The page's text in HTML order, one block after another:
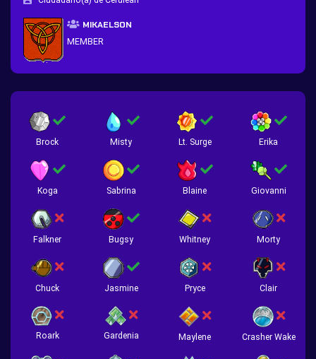
MIKAELSON
MEMBER
Brock Misty Lt. Surge Erika
Koga Sabrina Blaine Giovanni
Falkner Bugsy Whitney Morty
Chuck Jasmine Pryce Clair
Roark Gardenia Maylene Crasher Wake